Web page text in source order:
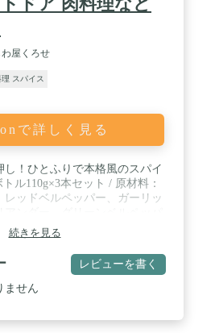
屋くろせ
スパイス
で詳しく見る
し！ひとふりで本格風のスパイ
ル110g×3本セット / 原材料：
レッドベルペッパー、ガーリッ
ン粉末、唐辛子、マジョラム、
調味料(アミノ酸等)、(原材料の
含む) / 保存方法：高温多湿、直
して下さい。
続きを見る
レビューを書く
ません